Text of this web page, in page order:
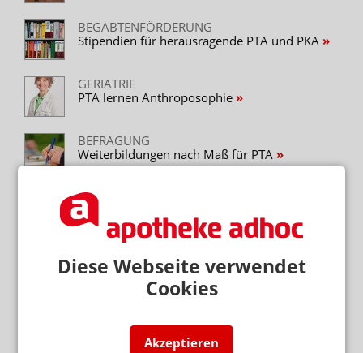
Diese Webseite verwendet
Cookies
Akzeptieren
BEGABTENFÖRDERUNG
Stipendien für herausragende PTA und PKA
GERIATRIE
PTA lernen Anthroposophie
BEFRAGUNG
Weiterbildungen nach Maß für PTA
BWL-WEITERBILDUNG
„Führungskräfte brauchen keine Approbation“
Mehr zum Thema
Neuer Medizin-Campus – weiterhin ohne Pharmazeuten